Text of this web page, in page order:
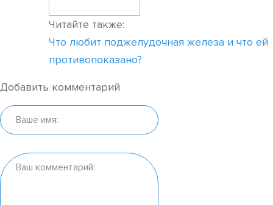
Читайте также:
Что любит поджелудочная железа и что ей
противопоказано?
Добавить комментарий